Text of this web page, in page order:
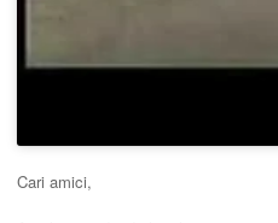
Cari amici,